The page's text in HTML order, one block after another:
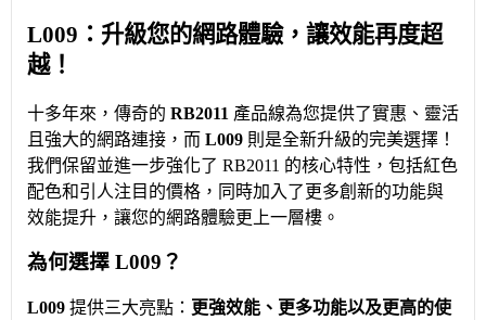
L009：升級您的網路體驗，讓效能再度超
越！
十多年來，傳奇的 RB2011 產品線為您提供了實惠、靈活
且強大的網路連接，而 L009 則是全新升級的完美選擇！
我們保留並進一步強化了 RB2011 的核心特性，包括紅色
配色和引人注目的價格，同時加入了更多創新的功能與
效能提升，讓您的網路體驗更上一層樓。
為何選擇 L009？
L009 提供三大亮點： 更強效能、更多功能以及更高的使